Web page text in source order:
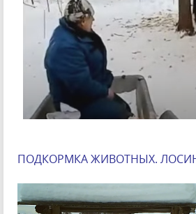
ПОДКОРМКА ЖИВОТНЫХ.